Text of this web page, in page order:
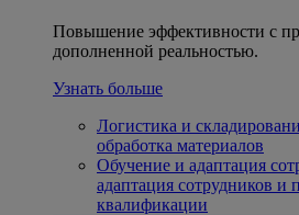
Повышение эффективности с
дополненной реальностью.
Узнать больше
Логистика и
обработка материалов
Обучение и адаптация
адаптация сотрудников
квалификации